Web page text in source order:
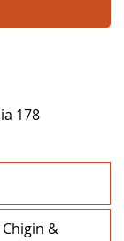
178
&